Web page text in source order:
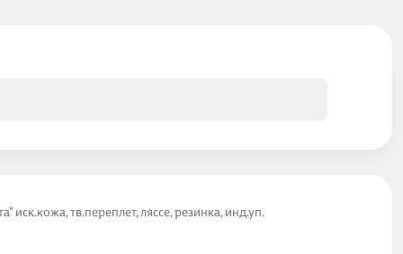
иск.кожа, тв.переплет, ляссе, резинка, инд.уп.